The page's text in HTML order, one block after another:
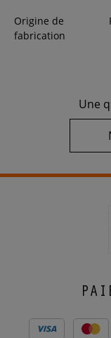
Origine de
fabrication
Une